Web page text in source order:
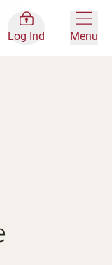
Log Ind Menu